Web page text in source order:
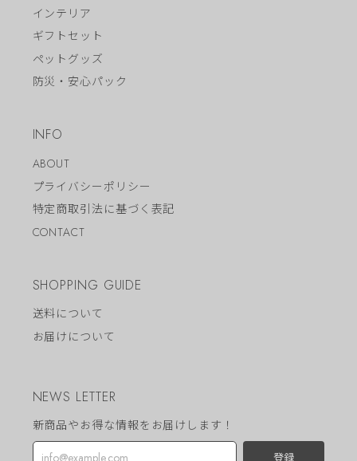
インテリア
ギフトセット
ペットグッズ
防災・安心パック
INFO
ABOUT
プライバシーポリシー
特定商取引法に基づく表記
CONTACT
SHOPPING GUIDE
送料について
お届けについて
NEWS LETTER
新商品やお得な情報をお届けします！